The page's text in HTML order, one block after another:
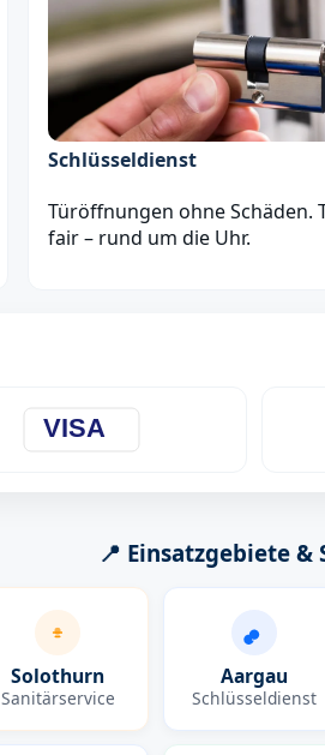
Schlüsseldienst
Türöffnungen ohne Schäden.
fair – rund um die Uhr.
VISA
📍 Einsatzgebiete &
Solothurn
Sanitärservice
Aargau
Schlüsseldienst